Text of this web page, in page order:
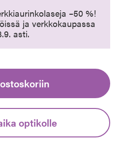
–50 %!
ja verkkokaupassa
asti.
optikolle